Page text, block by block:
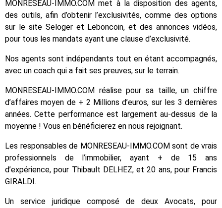
MONRESEAU-IMMO.COM met à la disposition des agents,
des outils, afin d’obtenir l’exclusivités, comme des options
sur le site Seloger et Leboncoin, et des annonces vidéos,
pour tous les mandats ayant une clause d’exclusivité.
Nos agents sont indépendants tout en étant accompagnés,
avec un coach qui a fait ses preuves, sur le terrain.
MONRESEAU-IMMO.COM réalise pour sa taille, un chiffre
d’affaires moyen de + 2 Millions d’euros, sur les 3 dernières
années. Cette performance est largement au-dessus de la
moyenne ! Vous en bénéficierez en nous rejoignant.
Les responsables de MONRESEAU-IMMO.COM sont de vrais
professionnels de l’immobilier, ayant + de 15 ans
d’expérience, pour Thibault DELHEZ, et 20 ans, pour Francis
GIRALDI.
Un service juridique composé de deux Avocats, pour